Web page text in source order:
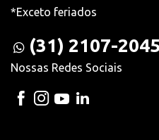
*Exceto feriados
(31) 2107-2045
Nossas Redes Sociais